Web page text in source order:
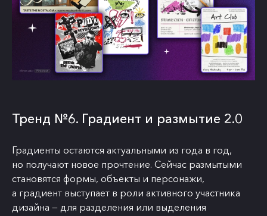
Тренд №6. Градиент и размытие 2.0
Градиенты остаются актуальными из года в год,
но получают новое прочтение. Сейчас размытыми
становятся формы, объекты и персонажи,
а градиент выступает в роли активного участника
дизайна — для разделения или выделения